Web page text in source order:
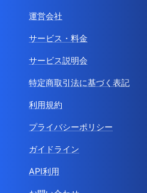
運営会社
サービス・料金
サービス説明会
特定商取引法に基づく表記
利用規約
プライバシーポリシー
ガイドライン
API利用